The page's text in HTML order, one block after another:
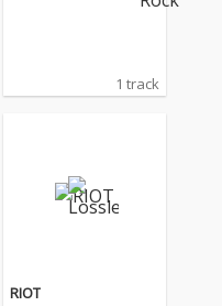
1 track
RIOT